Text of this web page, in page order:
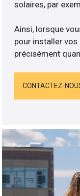
solaires, par
Ainsi, lorsque
pour installer vos
précisément
CONTACTEZ-